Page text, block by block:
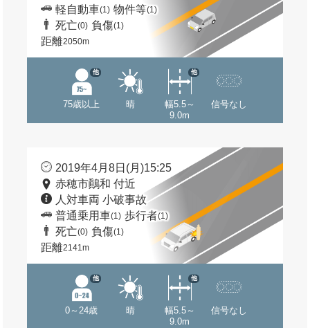
軽自動車(1) 物件等(1)
死亡(0) 負傷(1)
距離2050m
75歳以上
他
晴
幅5.5～
9.0m
他
信号なし
2019年4月8日(月)15:25
赤穂市鷆和 付近
人対車両 小破事故
普通乗用車(1) 歩行者(1)
死亡(0) 負傷(1)
距離2141m
0～24歳
他
晴
幅5.5～
9.0m
他
信号なし